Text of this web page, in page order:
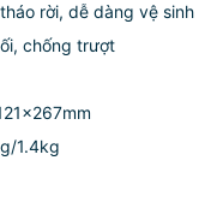
rời, dễ dàng vệ sinh
chống trượt
1.4kg